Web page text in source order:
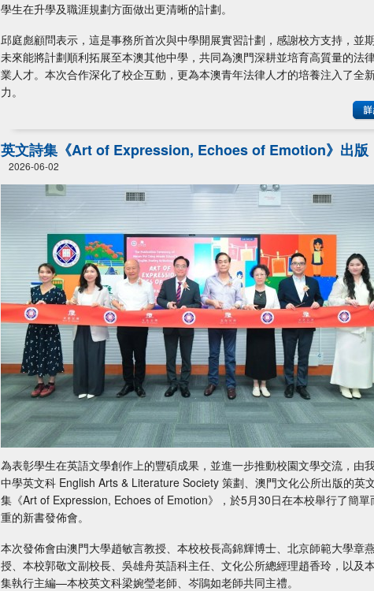
學生在升學及職涯規劃方面做出更清晰的計劃。
邱庭彪顧問表示，這是事務所首次與中學開展實習計劃，感謝校方支持，並
未來能將計劃順利拓展至本澳其他中學，共同為澳門深耕並培育高質量的法
業人才。本次合作深化了校企互動，更為本澳青年法律人才的培養注入了全
力。
英文詩集《Art of Expression, Echoes of Emotion》出版
2026-06-02
為表彰學生在英語文學創作上的豐碩成果，並進一步推動校園文學交流，由
中學英文科 English Arts & Literature Society 策劃、澳門文化公所出版的英
集《Art of Expression, Echoes of Emotion》，於5月30日在本校舉行了簡單
重的新書發佈會。
本次發佈會由澳門大學趙敏言教授、本校校長高錦輝博士、北京師範大學章
授、本校郭敬文副校長、吳雄舟英語科主任、文化公所總經理趙香玲，以及
集執行主編—本校英文科梁婉瑩老師、岑鵑如老師共同主禮。